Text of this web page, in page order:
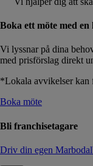
Boka ett möte med en
Vi lyssnar på dina
med prisförslag direkt
*Lokala avvikelser kan
Boka möte
Bli franchisetagare
Driv din egen